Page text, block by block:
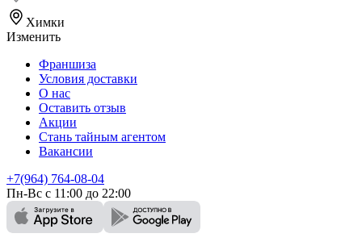
Химки
Изменить
Франшиза
Условия доставки
О нас
Оставить отзыв
Акции
Стань тайным агентом
Вакансии
+7(964) 764-08-04
Пн-Вс с 11:00 до 22:00